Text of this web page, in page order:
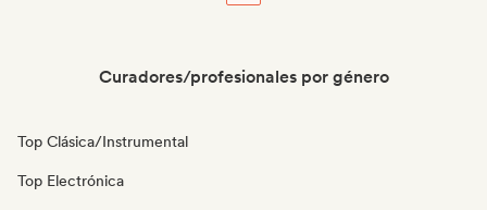
Curadores/profesionales por género
Top Clásica/Instrumental
Top Electrónica